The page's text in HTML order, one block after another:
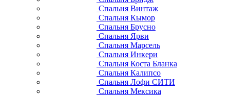
Спальня Винтаж
Спальня Кымор
Спальня Брусно
Спальня Ярви
Спальня Марсель
Спальня Инкери
Спальня Коста Бланка
Спальня Калипсо
Спальня Лофи СИТИ
Спальня Мексика